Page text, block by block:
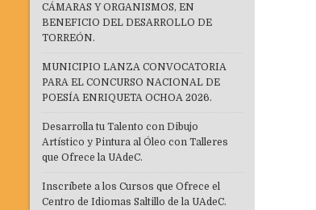
CÁMARAS Y ORGANISMOS, EN
BENEFICIO DEL DESARROLLO DE
TORREÓN.
MUNICIPIO LANZA CONVOCATORIA
PARA EL CONCURSO NACIONAL DE
POESÍA ENRIQUETA OCHOA 2026.
Desarrolla tu Talento con Dibujo
Artístico y Pintura al Óleo con Talleres
que Ofrece la UAdeC.
Inscríbete a los Cursos que Ofrece el
Centro de Idiomas Saltillo de la UAdeC.